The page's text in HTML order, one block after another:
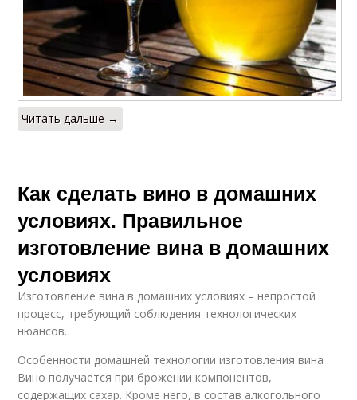
Читать дальше →
Как сделать вино в домашних
условиях. Правильное
изготовление вина в домашних
условиях
Изготовление вина в домашних условиях – непростой
процесс, требующий соблюдения технологических
нюансов.
Особенности домашней технологии изготовления вина
Вино получается при брожении компонентов,
содержащих сахар. Кроме него, в состав алкогольного